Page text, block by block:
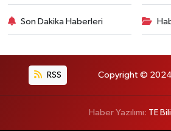
Son Dakika Haberleri
RSS Copyright © 2024.
Haber Yazılımı: TE